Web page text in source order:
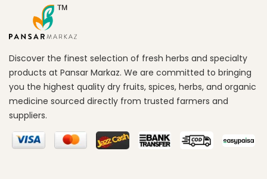
Discover the finest selection of fresh herbs and specialty
products at Pansar Markaz. We are committed to bringing
you the highest quality dry fruits, spices, herbs, and organic
medicine sourced directly from trusted farmers and
suppliers.